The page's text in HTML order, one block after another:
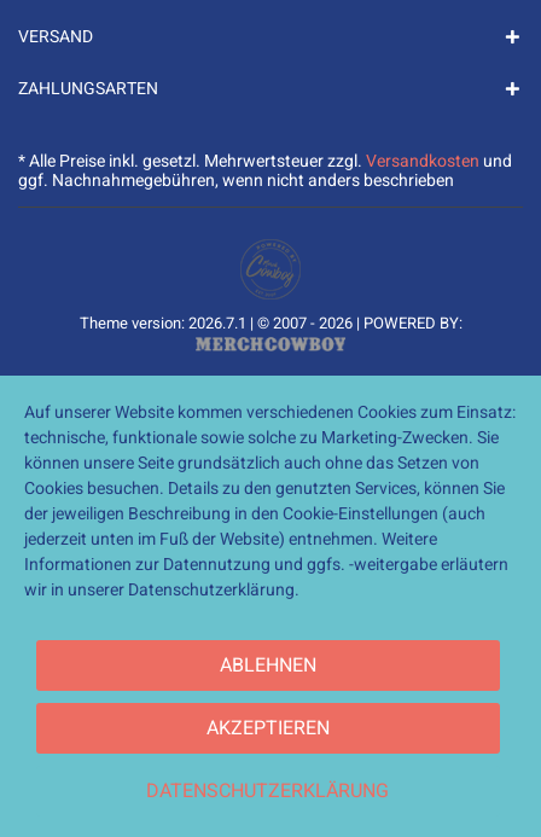
VERSAND
ZAHLUNGSARTEN
* Alle Preise inkl. gesetzl. Mehrwertsteuer zzgl.Versandkosten und
ggf. Nachnahmegebühren, wenn nicht anders beschrieben
Theme version: 2026.7.1 | © 2007 - 2026 | POWERED BY:
Auf unserer Website kommen verschiedenen Cookies zum Einsatz:
technische, funktionale sowie solche zu Marketing-Zwecken. Sie
können unsere Seite grundsätzlich auch ohne das Setzen von
Cookies besuchen. Details zu den genutzten Services, können Sie
der jeweiligen Beschreibung in den Cookie-Einstellungen (auch
jederzeit unten im Fuß der Website) entnehmen. Weitere
Informationen zur Datennutzung und ggfs. -weitergabe erläutern
wir in unserer Datenschutzerklärung.
ABLEHNEN
AKZEPTIEREN
DATENSCHUTZERKLÄRUNG